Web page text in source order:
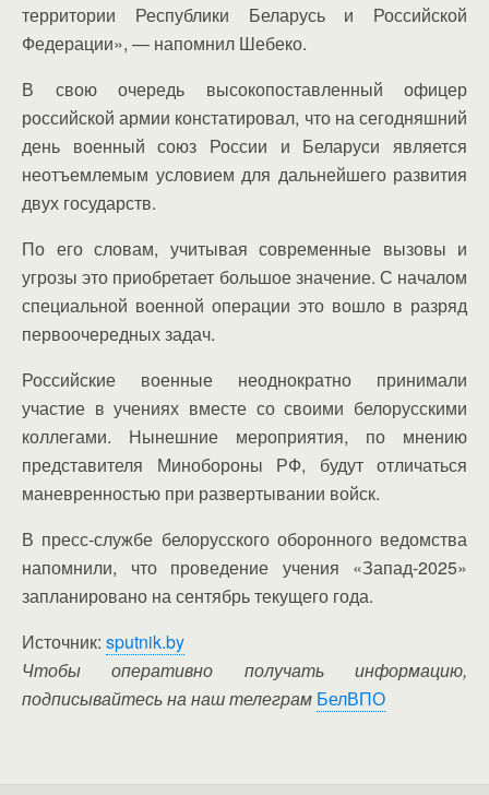
территории Республики Беларусь и Российской
Федерации», — напомнил Шебеко.
В свою очередь высокопоставленный офицер
российской армии констатировал, что на сегодняшний
день военный союз России и Беларуси является
неотъемлемым условием для дальнейшего развития
двух государств.
По его словам, учитывая современные вызовы и
угрозы это приобретает большое значение. С началом
специальной военной операции это вошло в разряд
первоочередных задач.
Российские военные неоднократно принимали
участие в учениях вместе со своими белорусскими
коллегами. Нынешние мероприятия, по мнению
представителя Минобороны РФ, будут отличаться
маневренностью при развертывании войск.
В пресс-службе белорусского оборонного ведомства
напомнили, что проведение учения «Запад-2025»
запланировано на сентябрь текущего года.
Источник: sputnik.by
Чтобы оперативно получать информацию,
подписывайтесь на наш телеграм БелВПО